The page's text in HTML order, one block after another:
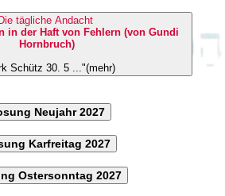
Die tägliche Andacht
in der Haft von Fehlern (von Gundi
Hornbruch)
Schütz 30. 5 ..."(mehr)
Neujahr 2027
Karfreitag 2027
Ostersonntag 2027